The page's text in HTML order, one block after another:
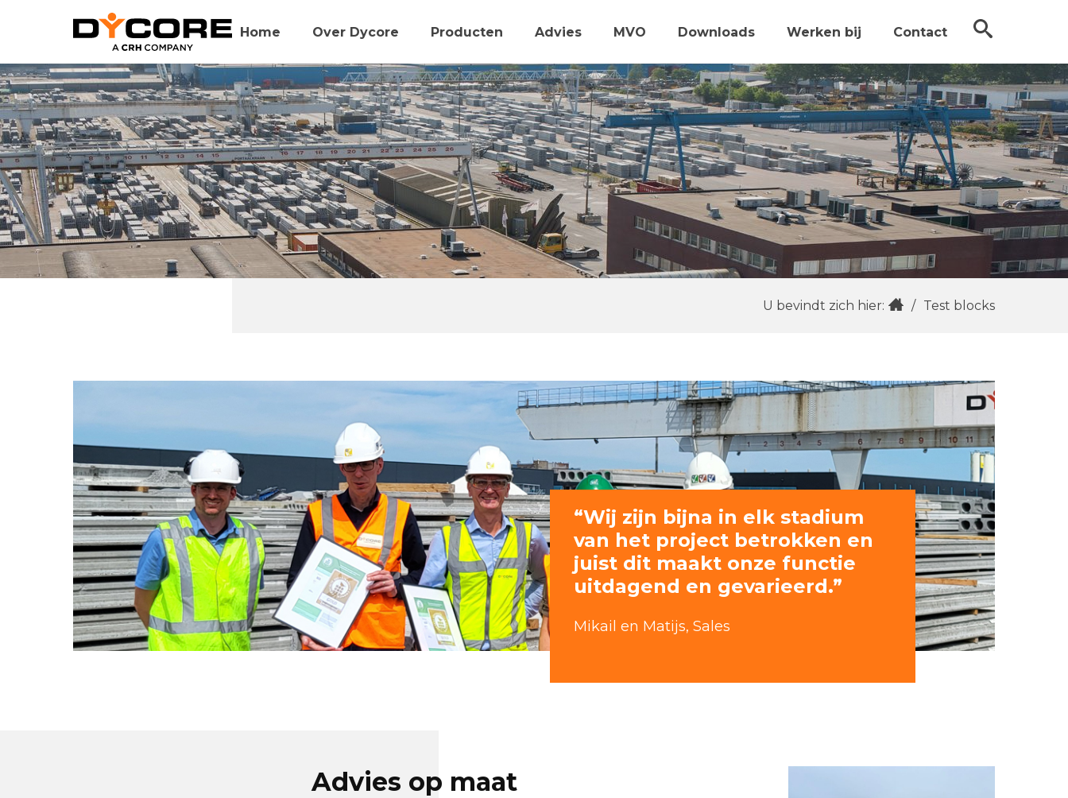
Home Over Dycore Producten Advies MVO Downloads Werken bij Contact
U bevindt zich hier: / Test blocks
“Wij zijn bijna in elk stadium
van het project betrokken en
juist dit maakt onze functie
uitdagend en gevarieerd.”
Mikail en Matijs, Sales
Advies op maat